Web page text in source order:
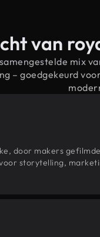
van
mix
– goedgekeurd
door makers gefilmde
storytelling,